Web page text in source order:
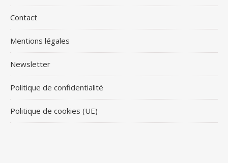
Contact
Mentions légales
Newsletter
Politique de confidentialité
Politique de cookies (UE)